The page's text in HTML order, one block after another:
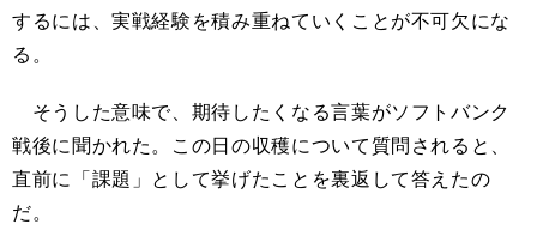
するには、実戦経験を積み重ねていくことが不可欠にな
る。
そうした意味で、期待したくなる言葉がソフトバンク
戦後に聞かれた。この日の収穫について質問されると、
直前に「課題」として挙げたことを裏返して答えたの
だ。